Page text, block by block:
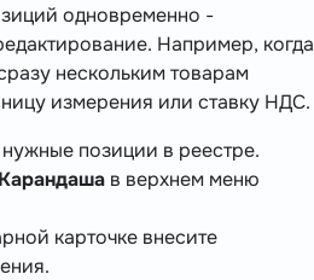
одновременно -
Например, когда
нескольким товарам
измерения или ставку НДС.
позиции в реестре.
Карандаша в верхнем меню
карточке внесите